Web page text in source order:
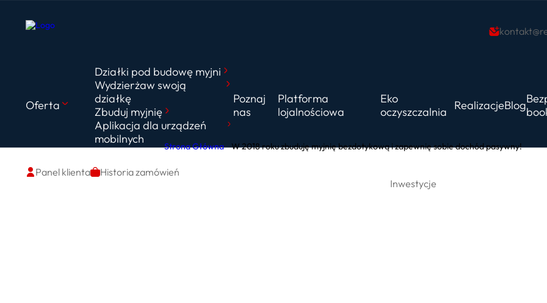
Oferta
Działki pod budowę myjni
Wydzierżaw swoją
działkę
Zbuduj myjnię
Aplikacja dla urządzeń
mobilnych
Poznaj
nas
Platforma
lojalnościowa
Eko
oczyszczalnia
RealizacjeBlog
Panel klienta Historia zamówień
Strona Główna W 2018 roku zbuduję myjnię bezdotykową i zapewnię sobie dochód pasywny!
Inwestycje